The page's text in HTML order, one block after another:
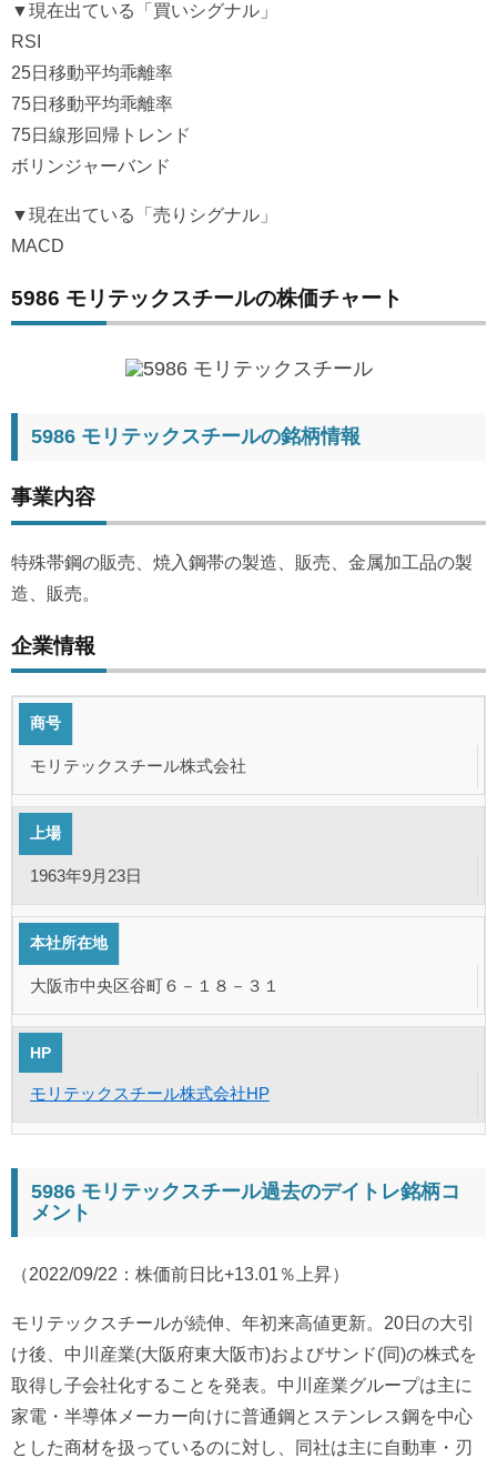
▼現在出ている「買いシグナル」
RSI
25日移動平均乖離率
75日移動平均乖離率
75日線形回帰トレンド
ボリンジャーバンド
▼現在出ている「売りシグナル」
MACD
5986 モリテックスチールの株価チャート
5986 モリテックスチールの銘柄情報
事業内容
特殊帯鋼の販売、焼入鋼帯の製造、販売、金属加工品の製
造、販売。
企業情報
商号
モリテックスチール株式会社
上場
1963年9月23日
本社所在地
大阪市中央区谷町６－１８－３１
HP
モリテックスチール株式会社HP
5986 モリテックスチール過去のデイトレ銘柄コ
メント
（2022/09/22：株価前日比+13.01％上昇）
モリテックスチールが続伸、年初来高値更新。20日の大引
け後、中川産業(大阪府東大阪市)およびサンド(同)の株式を
取得し子会社化することを発表。中川産業グループは主に
家電・半導体メーカー向けに普通鋼とステンレス鋼を中心
とした商材を扱っているのに対し、同社は主に自動車・刃